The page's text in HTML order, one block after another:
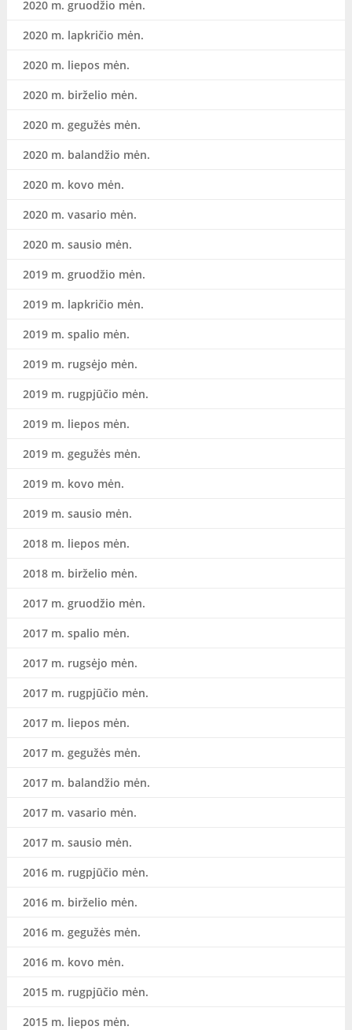
2020 m. gruodžio mėn.
2020 m. lapkričio mėn.
2020 m. liepos mėn.
2020 m. birželio mėn.
2020 m. gegužės mėn.
2020 m. balandžio mėn.
2020 m. kovo mėn.
2020 m. vasario mėn.
2020 m. sausio mėn.
2019 m. gruodžio mėn.
2019 m. lapkričio mėn.
2019 m. spalio mėn.
2019 m. rugsėjo mėn.
2019 m. rugpjūčio mėn.
2019 m. liepos mėn.
2019 m. gegužės mėn.
2019 m. kovo mėn.
2019 m. sausio mėn.
2018 m. liepos mėn.
2018 m. birželio mėn.
2017 m. gruodžio mėn.
2017 m. spalio mėn.
2017 m. rugsėjo mėn.
2017 m. rugpjūčio mėn.
2017 m. liepos mėn.
2017 m. gegužės mėn.
2017 m. balandžio mėn.
2017 m. vasario mėn.
2017 m. sausio mėn.
2016 m. rugpjūčio mėn.
2016 m. birželio mėn.
2016 m. gegužės mėn.
2016 m. kovo mėn.
2015 m. rugpjūčio mėn.
2015 m. liepos mėn.